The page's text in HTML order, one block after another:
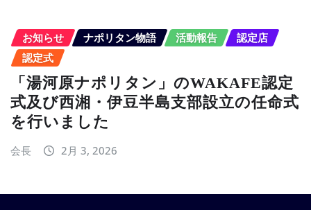
お知らせ ナポリタン物語 活動報告
認定店
認定式
「湯河原ナポリタン」のWAKAFE認定
式及び西湘・伊豆半島支部設立の任命式
を行いました
会長 2月 3, 2026